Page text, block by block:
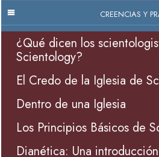
CREENCIAS Y
¿Qué dicen los
Scientology?
El Credo de la Iglesia de
Dentro de una Iglesia
Los Principios Básicos de
Dianética: Una introducción